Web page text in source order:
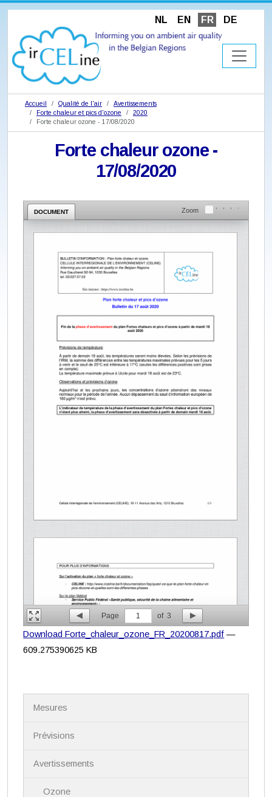
NL EN FR DE
Accueil Qualité de l'air
Avertissements
Forte chaleur et pics d'ozone
2020
Forte chaleur ozone - 17/08/2020
Forte chaleur ozone -
17/08/2020
DOCUMENT Zoom
Page 1 of 3
Download Forte_chaleur_ozone_FR_20200817.pdf —
609.275390625 KB
Mesures
Prévisions
Avertissements
Ozone